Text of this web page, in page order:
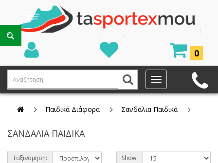
0
Παιδικά Διάφορα Σανδάλια Παιδικά
ΣΑΝΔΆΛΙΑ ΠΑΙΔΙΚΆ
Ταξινόμηση: Show: